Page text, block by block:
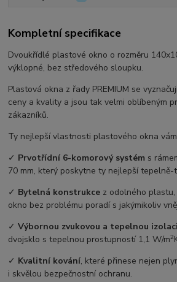
Kompletní specifikace
Dvoukřídlé plastové okno o rozměru
výklopné, bez středového sloupku.
Plastová okna z řady PREMIUM se
ceny a kvality a jsou tak velmi oblíbeným
zákazníků.
Ty nejlepší vlastnosti plastového okna
✓ Prvotřídní 6-komorový systém s
70 mm, který poskytne ty nejlepší
✓ Bytelná konstrukce z odolného
okno bez problému poradí s jakýmikoliv
✓Výbornou zvukovou a tepelnou izolaci
dvojsklo s tepelnou prostupností 1,1 W/m2
✓ Kvalitní kování, které přinese nejen
i skvělou bezpečnostní ochranu.